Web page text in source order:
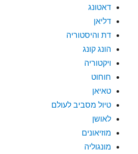
דאטונג
דליאן
דת והיסטוריה
הונג קונג
ויקטוריה
חוחוט
טאיאן
טיול מסביב לעולם
לאושן
מוזיאונים
מונגוליה